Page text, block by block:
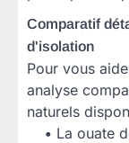
Comparatif
d'isolation
Pour vous
analyse
naturels
• La ouate